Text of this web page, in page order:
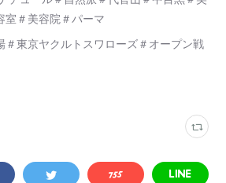
室＃美容院＃パーマ
＃東京ヤクルトスワローズ＃オープン戦